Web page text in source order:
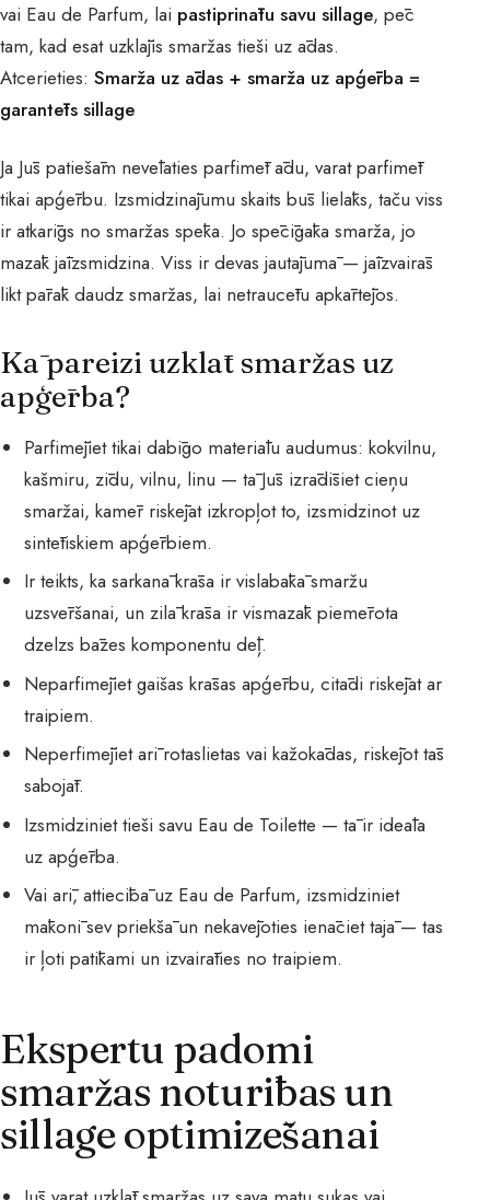
vai Eau de Parfum, lai pastiprinātu savu sillage, pēc
tam, kad esat uzklājis smaržas tieši uz ādas.
Atcerieties: Smarža uz ādas + smarža uz apģērba =
garantēts sillage
Ja Jūs patiešām nevēlaties parfimēt ādu, varat parfimēt
tikai apģērbu. Izsmidzinājumu skaits būs lielāks, taču viss
ir atkarīgs no smaržas spēka. Jo spēcīgāka smarža, jo
mazāk jāizsmidzina. Viss ir devas jautājumā — jāizvairās
likt pārāk daudz smaržas, lai netraucētu apkārtējos.
Kā pareizi uzklāt smaržas uz
apģērba?
Parfimējiet tikai dabīgo materiālu audumus: kokvilnu,
kašmiru, zīdu, vilnu, linu — tā Jūs izrādīsiet cieņu
smaržai, kamēr riskējat izkropļot to, izsmidzinot uz
sintētiskiem apģērbiem.
Ir teikts, ka sarkanā krāsa ir vislabākā smaržu
uzsvēršanai, un zilā krāsa ir vismazāk piemērota
dzelzs bāzes komponentu dēļ.
Neparfimējiet gaišas krāsas apģērbu, citādi riskējat ar
traipiem.
Neperfimējiet arī rotaslietas vai kažokādas, riskējot tās
sabojāt.
Izsmidziniet tieši savu Eau de Toilette — tā ir ideāla
uz apģērba.
Vai arī, attiecībā uz Eau de Parfum, izsmidziniet
mākonī sev priekšā un nekavējoties ienāciet tajā — tas
ir ļoti patīkami un izvairāties no traipiem.
Ekspertu padomi
smaržas noturības un
sillage optimizēšanai